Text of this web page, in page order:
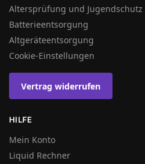
Altersprüfung und Jugendschutz
Batterieentsorgung
Altgeräteentsorgung
Cookie-Einstellungen
Vertrag widerrufen
HILFE
Mein Konto
Liquid Rechner